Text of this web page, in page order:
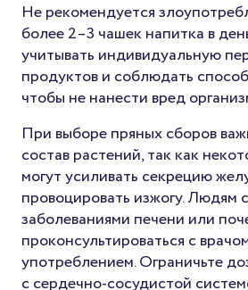
Не рекомендуется
более 2–3 чашек напитка в
учитывать индивидуальную
продуктов и соблюдать
чтобы не нанести вред
При выборе пряных сборов
состав растений, так как
могут усиливать секрецию
провоцировать изжогу. Людям
заболеваниями печени или
проконсультироваться с
употреблением. Ограничьте
с сердечно-сосудистой